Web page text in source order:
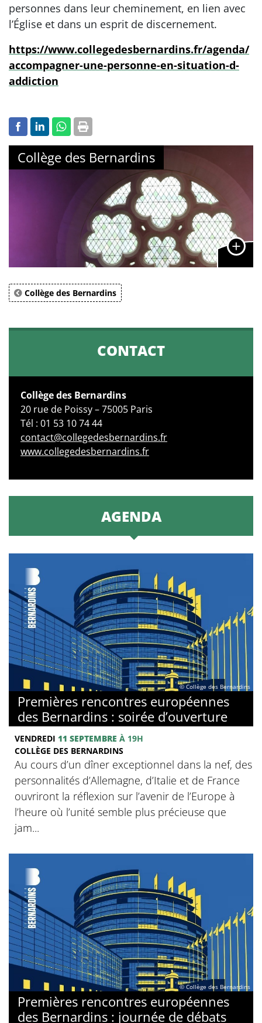
personnes dans leur cheminement, en lien avec
l’Église et dans un esprit de discernement.
https://www.collegedesbernardins.fr/agenda/
accompagner-une-personne-en-situation-d-
addiction
Collège des Bernardins
Collège des Bernardins
CONTACT
Collège des Bernardins
20 rue de Poissy – 75005 Paris
Tél : 01 53 10 74 44
contact@collegedesbernardins.fr
www.collegedesbernardins.fr
AGENDA
© Collège des Bernardins
Premières rencontres européennes
des Bernardins : soirée d’ouverture
VENDREDI 11 SEPTEMBRE À 19H
COLLÈGE DES BERNARDINS
Au cours d’un dîner exceptionnel dans la nef, des
personnalités d’Allemagne, d’Italie et de France
ouvriront la réflexion sur l’avenir de l’Europe à
l’heure où l’unité semble plus précieuse que
jam...
© Collège des Bernardins
Premières rencontres européennes
des Bernardins : journée de débats